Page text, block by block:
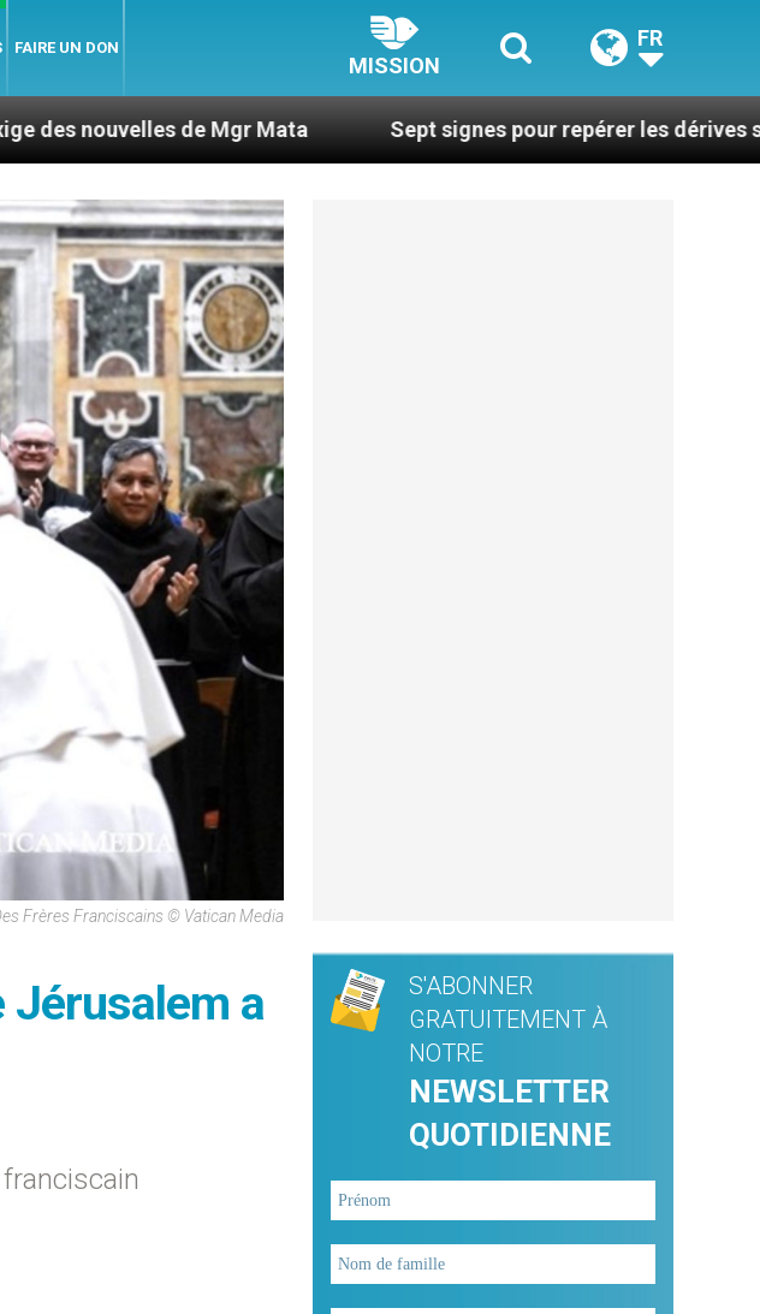
FAIRE UN DON
MISSION
FR
de Mgr Mata Sept signes pour repérer les dérives sectaires du
Frères Franciscains © Vatican Media
Jérusalem a
S'ABONNER
GRATUITEMENT À
NOTRE
NEWSLETTER
QUOTIDIENNE